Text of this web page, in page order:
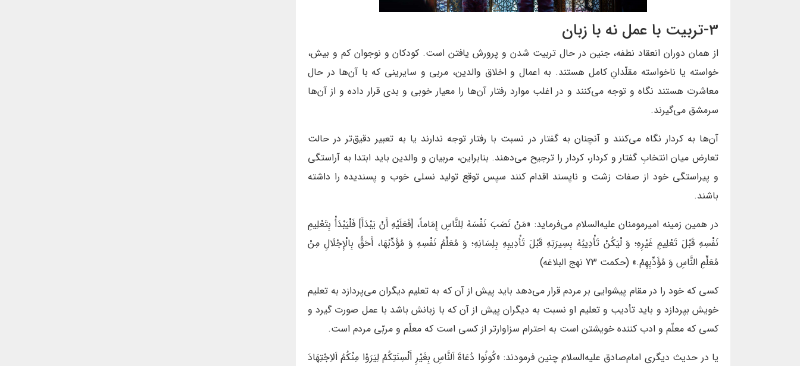
3-تربیت با عمل نه با زبان
از همان دوران انعقاد نطفه، جنین در حال تربیت شدن و پرورش یافتن است. کودکان و نوجوان کم و بیش،
خواسته یا ناخواسته مقلّدانِ کامل هستند. به اعمال و اخلاق والدین، مربی و سایرینی که با آن‌ها در حال
معاشرت هستند نگاه و توجه می‌کنند و در اغلب موارد رفتار آن‌ها را معیار خوبی و بدی قرار داده و از آن‌ها
سرمشق می‌گیرند.
آن‌ها به کردار نگاه می‌کنند و آنچنان به گفتار در نسبت با رفتار توجه ندارند یا به تعبیر دقیق‌تر در حالت
تعارض میان انتخابِ گفتار و کردار، کردار را ترجیح می‌دهند. بنابراین، مربیان و والدین باید ابتدا به آراستگی
و پیراستگی خود از صفات زشت و ناپسند اقدام کنند سپس توقع تولید نسلی خوب و پسندیده را داشته
باشند.
در همین زمینه امیرمومنان علیه‌السلام می‌فرماید: «مَنْ نَصَبَ نَفْسَهُ لِلنَّاسِ إِمَاماً، [فَعَلَيْهِ أَنْ يَبْدَأَ] فَلْيَبْدَأْ بِتَعْلِيمِ
نَفْسِهِ قَبْلَ تَعْلِيمِ غَيْرِهِ؛ وَ لْيَكُنْ تَأْدِيبُهُ بِسِيرَتِهِ قَبْلَ تَأْدِيبِهِ بِلِسَانِهِ؛ وَ مُعَلِّمُ نَفْسِهِ وَ مُؤَدِّبُهَا، أَحَقُّ بِالْإِجْلَالِ مِنْ
مُعَلِّمِ النَّاسِ وَ مُؤَدِّبِهِمْ‏.» (حکمت 73 نهج البلاغه)
كسى كه خود را در مقام پيشوايى بر مردم قرار مى‌دهد بايد پيش از آن كه به تعليم ديگران مى‌پردازد به تعليم
خويش بپردازد و بايد تأديب و تعليم او نسبت به ديگران پيش از آن كه با زبانش باشد با عمل صورت گيرد و
كسى كه معلّم و ادب‌ كننده خويشتن است به احترام سزاوارتر از كسى است كه معلّم و مربّى مردم است.
یا در حدیث دیگری امام‌صادق علیه‌السلام چنین فرمودند: «كُونُوا دُعَاةَ اَلنَّاسِ بِغَيْرِ أَلْسِنَتِكُمْ لِيَرَوْا مِنْكُمُ اَلاِجْتِهَادَ